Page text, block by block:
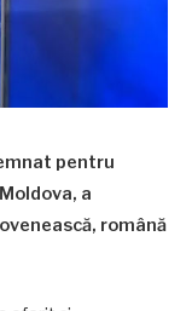
pentru
a
română